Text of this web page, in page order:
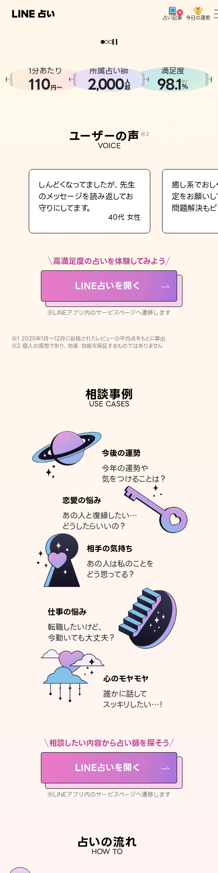
占い記事 今日の運勢
相談事例
LINE占いを開く
※LINEアプリ内のサービスページへ遷移します
どうせなら
。
1分あたり
110円〜
所属占い師
2,000人
超
満足度
98.1※1
%
ユーザーの声 ※2
VOICE
しんどくなってましたが、先生
のメッセージを読み返してお
守りにしてます。
40代 女性
癒し系でおし
定をお願い
問題解決もピ
高満足度の占いを体験してみよう
LINE占いを開く
※LINEアプリ内のサービスページへ遷移します
※1 2025年1月〜12月に投稿されたレビューの平均点をもとに算出
※2 個人の感想であり、効果・効能を保証するものではありません
相談事例
USE CASES
今後の運勢
今年の運勢や
気をつけることは？
恋愛の悩み
あの人と復縁したい…
どうしたらいいの？
相手の気持ち
あの人は私のことを
どう思ってる？
仕事の悩み
転職したいけど、
今動いても大丈夫？
心のモヤモヤ
誰かに話して
スッキリしたい…！
相談したい内容から占い師を探そう
LINE占いを開く
※LINEアプリ内のサービスページへ遷移します
占いの流れ
HOW TO